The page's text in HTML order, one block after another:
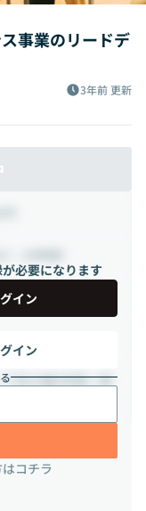
事業のリードデ
3年前 更新
必要になります
イン
イン
コチラ
目19番9号第一暁